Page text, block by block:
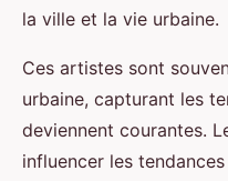
la ville et la vie urbaine.
Ces artistes sont
urbaine, capturant les
deviennent courantes.
influencer les